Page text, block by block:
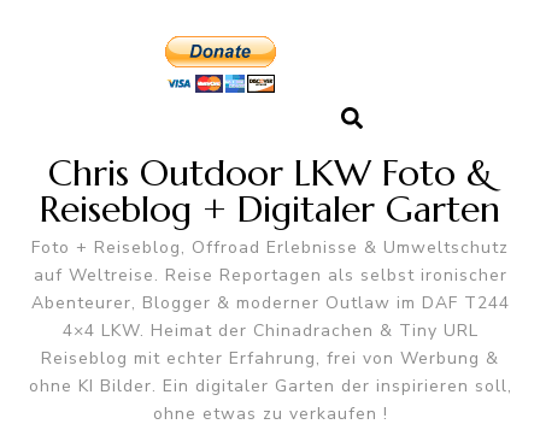
Chris Outdoor LKW Foto &
Reiseblog + Digitaler Garten
Foto + Reiseblog, Offroad Erlebnisse & Umweltschutz
auf Weltreise. Reise Reportagen als selbst ironischer
Abenteurer, Blogger & moderner Outlaw im DAF T244
4×4 LKW. Heimat der Chinadrachen & Tiny URL
Reiseblog mit echter Erfahrung, frei von Werbung &
ohne KI Bilder. Ein digitaler Garten der inspirieren soll,
ohne etwas zu verkaufen !